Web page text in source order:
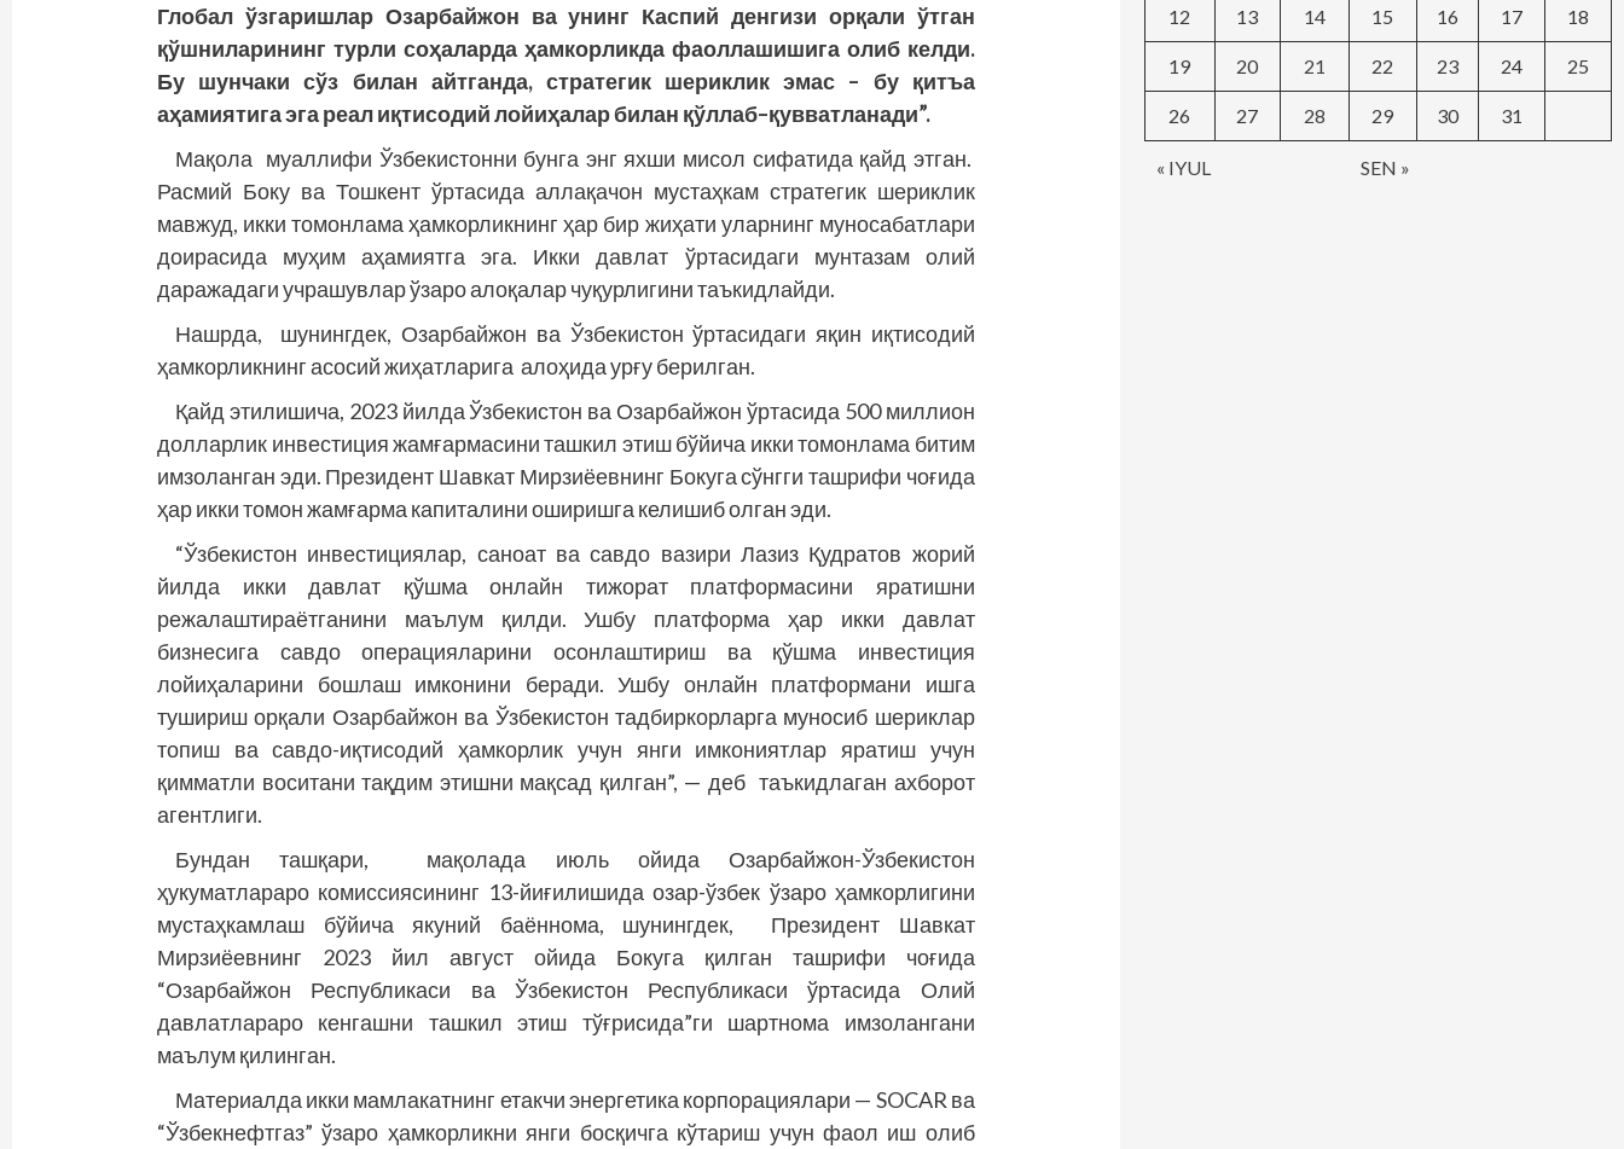
Глобал ўзгаришлар Озарбайжон ва унинг Каспий денгизи орқали ўтган
қўшниларининг турли соҳаларда ҳамкорликда фаоллашишига олиб келди.
Бу шунчаки сўз билан айтганда, стратегик шериклик эмас – бу қитъа
аҳамиятигаэгареалиқтисодийлойиҳаларбилан қўллаб–қувватланади”.
Мақола муаллифи Ўзбекистонни бунга энг яхши мисол сифатида қайд этган.
Расмий Боку ва Тошкент ўртасида аллақачон мустаҳкам стратегик шериклик
мавжуд, икки томонлама ҳамкорликнинг ҳар бир жиҳати уларнинг муносабатлари
доирасида муҳим аҳамиятга эга. Икки давлат ўртасидаги мунтазам олий
даражадаги учрашувлар ўзаро алоқалар чуқурлигини таъкидлайди.
Нашрда, шунингдек, Озарбайжон ва Ўзбекистон ўртасидаги яқин иқтисодий
ҳамкорликнинг асосий жиҳатларига алоҳида урғу берилган.
Қайд этилишича, 2023 йилда Ўзбекистон ва Озарбайжон ўртасида 500 миллион
долларлик инвестиция жамғармасини ташкил этиш бўйича икки томонлама битим
имзоланган эди. Президент Шавкат Мирзиёевнинг Бокуга сўнгги ташрифи чоғида
ҳар икки томон жамғарма капиталини оширишга келишиб олган эди.
“Ўзбекистон инвестициялар, саноат ва савдо вазири Лазиз Қудратов жорий
йилда икки давлат қўшма онлайн тижорат платформасини яратишни
режалаштираётганини маълум қилди. Ушбу платформа ҳар икки давлат
бизнесига савдо операцияларини осонлаштириш ва қўшма инвестиция
лойиҳаларини бошлаш имконини беради. Ушбу онлайн платформани ишга
тушириш орқали Озарбайжон ва Ўзбекистон тадбиркорларга муносиб шериклар
топиш ва савдо-иқтисодий ҳамкорлик учун янги имкониятлар яратиш учун
қимматли воситани тақдим этишни мақсад қилган”, — деб таъкидлаган ахборот
агентлиги.
Бундан ташқари, мақолада июль ойида Озарбайжон-Ўзбекистон
ҳукуматлараро комиссиясининг 13-йиғилишида озар-ўзбек ўзаро ҳамкорлигини
мустаҳкамлаш бўйича якуний баённома, шунингдек, Президент Шавкат
Мирзиёевнинг 2023 йил август ойида Бокуга қилган ташрифи чоғида
“Озарбайжон Республикаси ва Ўзбекистон Республикаси ўртасида Олий
давлатлараро кенгашни ташкил этиш тўғрисида”ги шартнома имзолангани
маълум қилинган.
Материалда икки мамлакатнинг етакчи энергетика корпорациялари — SOCAR ва
“Ўзбекнефтгаз” ўзаро ҳамкорликни янги босқичга кўтариш учун фаол иш олиб
« IYUL SEN »
12 13 14 15 16 17 18
19 20 21 22 23 24 25
26 27 28 29 30 31